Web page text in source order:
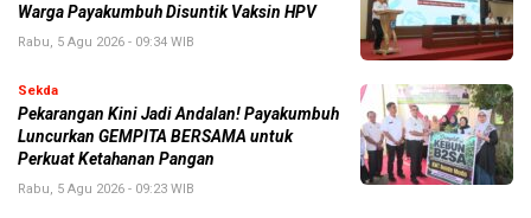
Warga Payakumbuh Disuntik Vaksin HPV
Rabu, 5 Agu 2026 - 09:34 WIB
Sekda
Pekarangan Kini Jadi Andalan! Payakumbuh
Luncurkan GEMPITA BERSAMA untuk
Perkuat Ketahanan Pangan
Rabu, 5 Agu 2026 - 09:23 WIB